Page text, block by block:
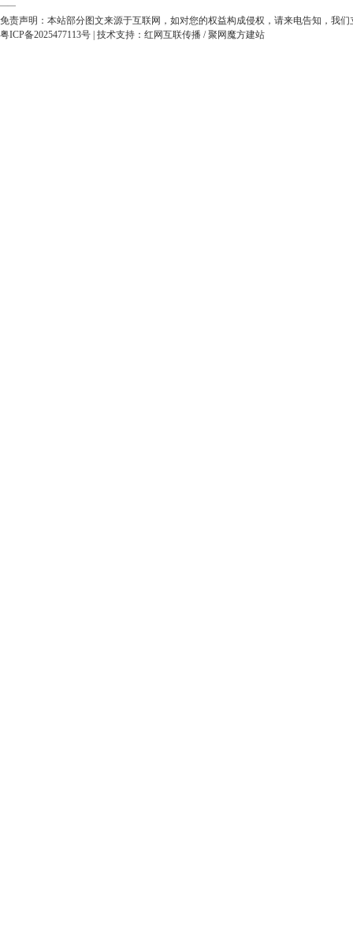
——
免责声明：本站部分图文来源于互联网，如对您的权益构成侵权，请来电告知，我们
粤ICP备2025477113号 | 技术支持： 红网互联传播 /聚网魔方建站